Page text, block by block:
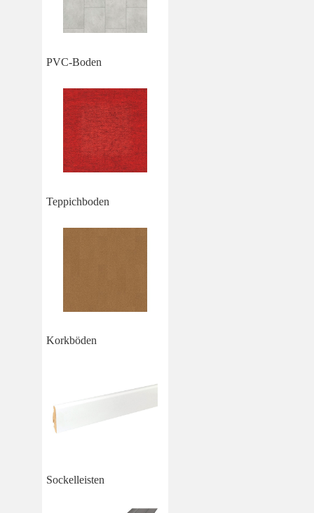
PVC-Boden
Teppichboden
Korkböden
Sockelleisten